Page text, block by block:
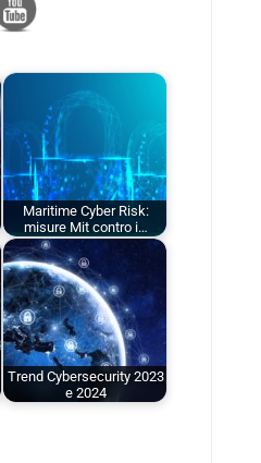
Maritime Cyber Risk:
misure Mit contro i…
Trend Cybersecurity 2023
e 2024